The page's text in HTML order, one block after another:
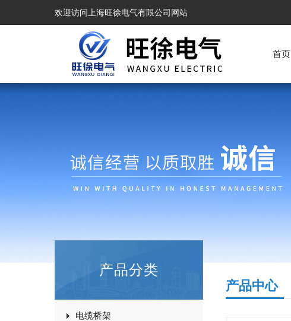
欢迎访问上海旺徐电气有限公司网站
首页
产品分类
电缆桥架
产品中心